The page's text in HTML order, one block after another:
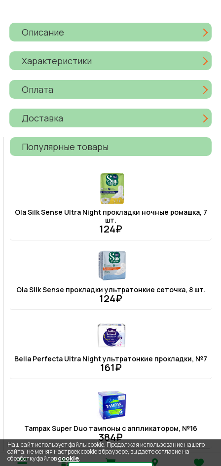
Описание
Характеристики
Оплата
Доставка
Популярные товары
Ola Silk Sense Ultra Night прокладки ночные ромашка, 7
шт.
124₽
Ola Silk Sense прокладки ультратонкие сеточка, 8 шт.
124₽
Bella Perfecta Ultra Night ультратонкие прокладки, №7
161₽
Tampax Super Duo тампоны с аппликатором, №16
384₽
Наш сайт использует файлы cookie. Продолжая использование нашего
сайта, не меняя настроек cookie в браузере, вы даете согласие на
обработку файловcookie.